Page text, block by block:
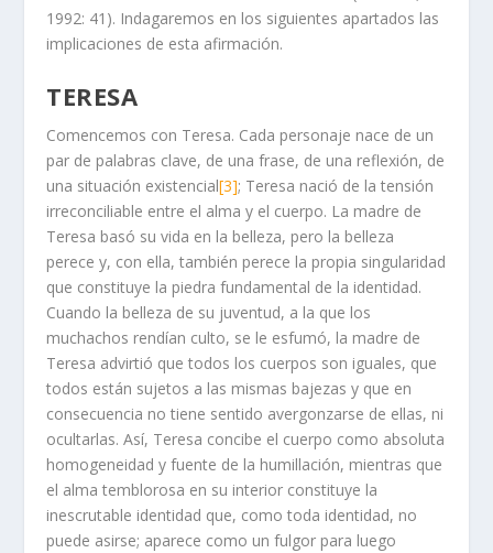
1992: 41). Indagaremos en los siguientes apartados las
implicaciones de esta afirmación.
TERESA
Comencemos con Teresa. Cada personaje nace de un
par de palabras clave, de una frase, de una reflexión, de
una situación existencial[3]; Teresa nació de la tensión
irreconciliable entre el alma y el cuerpo. La madre de
Teresa basó su vida en la belleza, pero la belleza
perece y, con ella, también perece la propia singularidad
que constituye la piedra fundamental de la identidad.
Cuando la belleza de su juventud, a la que los
muchachos rendían culto, se le esfumó, la madre de
Teresa advirtió que todos los cuerpos son iguales, que
todos están sujetos a las mismas bajezas y que en
consecuencia no tiene sentido avergonzarse de ellas, ni
ocultarlas. Así, Teresa concibe el cuerpo como absoluta
homogeneidad y fuente de la humillación, mientras que
el alma temblorosa en su interior constituye la
inescrutable identidad que, como toda identidad, no
puede asirse; aparece como un fulgor para luego